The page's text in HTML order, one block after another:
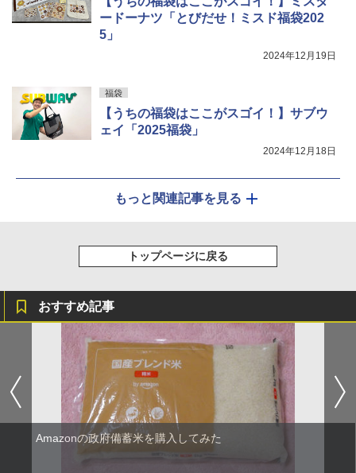
5
シャープ ウォーターオーブン ヘルシオ
AX-XJ1-B ブラック 30L 2段調理 コンベ
ードーナツ「とびだせ！ミスド福袋202
5」
2024年12月19日
福袋
【うちの福袋はここがスゴイ！】サブウ
ェイ「2025福袋」
2024年12月18日
もっと関連記事を見る
トップページに戻る
おすすめ記事
Amazonの政府備蓄米を購入してみた